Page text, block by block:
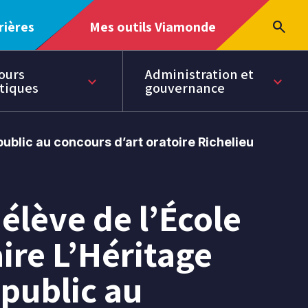
Ouvrir
le
Ouvrir
menu
Mes outils Viamonde search
la
keyboard_arrow_down Administration et
gouvernance keyboard_arrow_down
Page
courante
dans
section
au concours d’art oratoire Richelieu
de l’École
L’Héritage
au